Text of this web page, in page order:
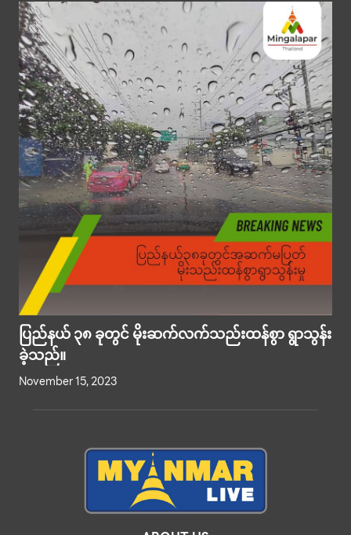
ပြည်နယ် ၃၈ ခုတွင် မိုးဆက်လက်သည်းထန်စွာ ရွာသွန်း
ခဲ့သည်။
November 15, 2023